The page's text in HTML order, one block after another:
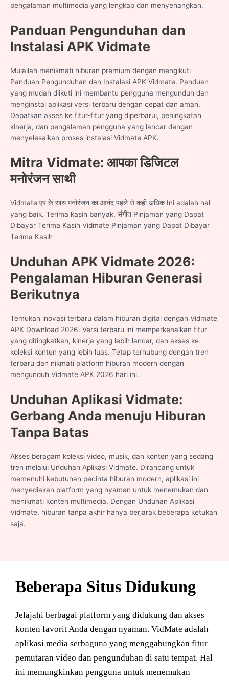
pengalaman multimedia yang lengkap dan menyenangkan.
Panduan Pengunduhan dan
Instalasi APK Vidmate
Mulailah menikmati hiburan premium dengan mengikuti
Panduan Pengunduhan dan Instalasi APK Vidmate. Panduan
yang mudah diikuti ini membantu pengguna mengunduh dan
menginstal aplikasi versi terbaru dengan cepat dan aman.
Dapatkan akses ke fitur-fitur yang diperbarui, peningkatan
kinerja, dan pengalaman pengguna yang lancar dengan
menyelesaikan proses instalasi Vidmate APK.
Mitra Vidmate: आपका डिजिटल
मनोरंजन साथी
Vidmate एप के साथ मनोरंजन का आनंद पहले से कहीं अधिक Ini adalah hal
yang baik. Terima kasih banyak, संगीत Pinjaman yang Dapat
Dibayar Terima Kasih Vidmate Pinjaman yang Dapat Dibayar
Terima Kasih
Unduhan APK Vidmate 2026:
Pengalaman Hiburan Generasi
Berikutnya
Temukan inovasi terbaru dalam hiburan digital dengan Vidmate
APK Download 2026. Versi terbaru ini memperkenalkan fitur
yang ditingkatkan, kinerja yang lebih lancar, dan akses ke
koleksi konten yang lebih luas. Tetap terhubung dengan tren
terbaru dan nikmati platform hiburan modern dengan
mengunduh Vidmate APK 2026 hari ini.
Unduhan Aplikasi Vidmate:
Gerbang Anda menuju Hiburan
Tanpa Batas
Akses beragam koleksi video, musik, dan konten yang sedang
tren melalui Unduhan Aplikasi Vidmate. Dirancang untuk
memenuhi kebutuhan pecinta hiburan modern, aplikasi ini
menyediakan platform yang nyaman untuk menemukan dan
menikmati konten multimedia. Dengan Unduhan Aplikasi
Vidmate, hiburan tanpa akhir hanya berjarak beberapa ketukan
saja.
Beberapa Situs Didukung
Jelajahi berbagai platform yang didukung dan akses
konten favorit Anda dengan nyaman. VidMate adalah
aplikasi media serbaguna yang menggabungkan fitur
pemutaran video dan pengunduhan di satu tempat. Hal
ini memungkinkan pengguna untuk menemukan